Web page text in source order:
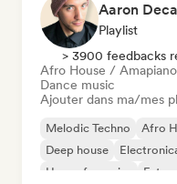
Playlist
> 3900 feedbacks
Afro House / Amapiano
Dance music
Ajouter dans ma/mes
Melodic Techno Afro
Deep house
House française
Future